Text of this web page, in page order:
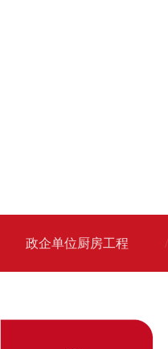
政企单位厨房工程 /